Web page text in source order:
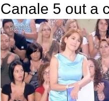
Canale 5 out a
di Ciao Darwin
Cesaroni,
Gentile richiesta